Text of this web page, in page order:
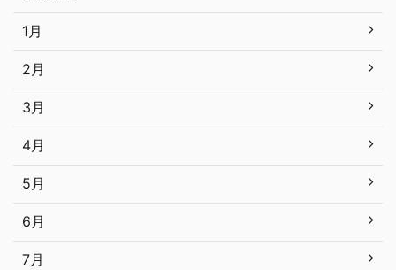
1月
2月
3月
4月
5月
6月
7月